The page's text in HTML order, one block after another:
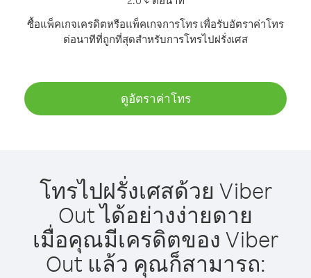
ซื้อแพ็คเกจเครดิตหรือแพ็คเกจการโทร เพื่อรับอัตราค่าโทร
ต่อนาทีที่ถูกที่สุดสำหรับการโทรไปฝรั่งเศส
ดูอัตราค่าโทร
โทรไปฝรั่งเศสด้วย Viber
Out ได้อย่างง่ายดาย
เมื่อคุณมีเครดิตของ Viber
Out แล้ว คุณก็สามารถ: